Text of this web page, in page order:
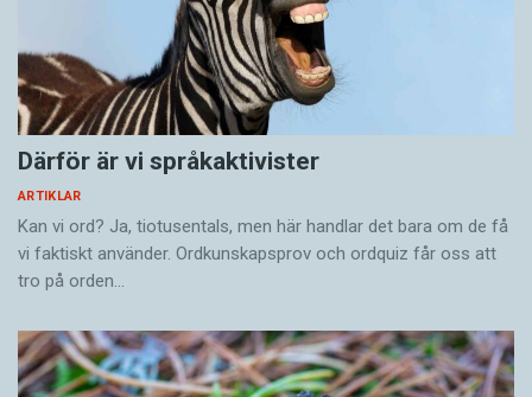
Vet du vad färöiska orden betyder?
(Kviss #624)
KVISS
Därför är vi språkaktivister
ARTIKLAR
Kan vi ord? Ja, tiotusentals, men här handlar det bara om de få
vi faktiskt använder. Ordkunskapsprov och ordquiz får oss att
tro på orden…